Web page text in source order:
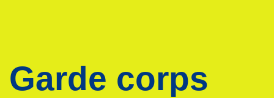
Garde corps